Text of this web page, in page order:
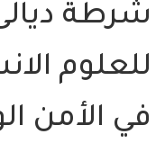
شرطة ديالى
للعلوم
في الأمن